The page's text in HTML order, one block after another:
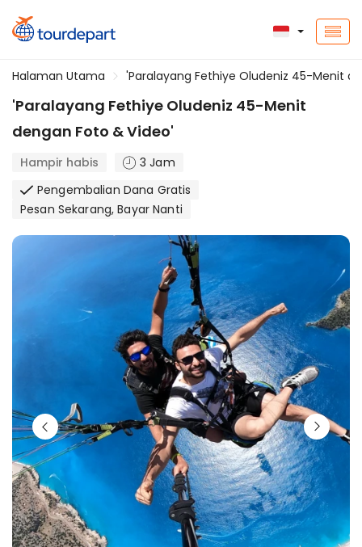
Halaman Utama 'Paralayang Fethiye Oludeniz 45-Menit
'Paralayang Fethiye Oludeniz 45-Menit
dengan Foto & Video'
Hampir habis
3 Jam
Pengembalian Dana Gratis
Pesan Sekarang, Bayar Nanti